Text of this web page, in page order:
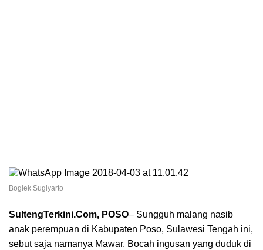
Bogiek Sugiyarto
SultengTerkini.Com, POSO– Sungguh malang nasib
anak perempuan di Kabupaten Poso, Sulawesi Tengah ini,
sebut saja namanya Mawar. Bocah ingusan yang duduk di